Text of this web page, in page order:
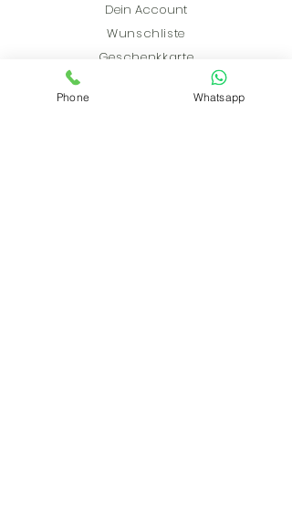
Dein Account
Wunschliste
Geschenkkarte
Phone Whatsapp